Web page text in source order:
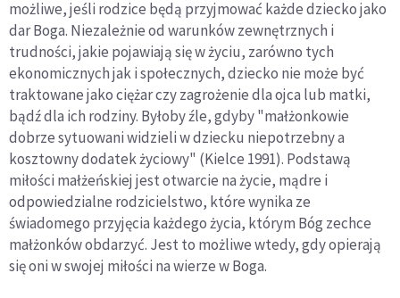
możliwe, jeśli rodzice będą przyjmować każde dziecko jako
dar Boga. Niezależnie od warunków zewnętrznych i
trudności, jakie pojawiają się w życiu, zarówno tych
ekonomicznych jak i społecznych, dziecko nie może być
traktowane jako ciężar czy zagrożenie dla ojca lub matki,
bądź dla ich rodziny. Byłoby źle, gdyby "małżonkowie
dobrze sytuowani widzieli w dziecku niepotrzebny a
kosztowny dodatek życiowy" (Kielce 1991). Podstawą
miłości małżeńskiej jest otwarcie na życie, mądre i
odpowiedzialne rodzicielstwo, które wynika ze
świadomego przyjęcia każdego życia, którym Bóg zechce
małżonków obdarzyć. Jest to możliwe wtedy, gdy opierają
się oni w swojej miłości na wierze w Boga.